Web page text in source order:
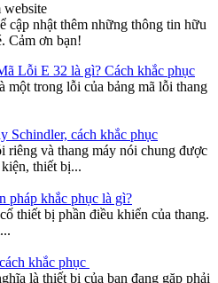
website
cập nhật thêm những thông tin hữu
Cảm ơn bạn!
Lỗi E 32 là gì? Cách khắc phục
một trong lỗi của bảng mã lỗi thang
Schindler, cách khắc phục
riêng và thang máy nói chung được
thiết bị...
pháp khắc phục là gì?
thiết bị phần điều khiển của thang.
khắc phục
là thiết bị của bạn đang gặp phải